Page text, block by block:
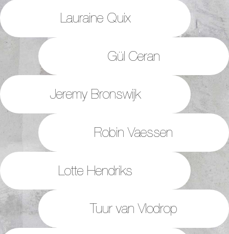
Lauraine Quix
Gül Ceran
Jeremy Bronswijk
Robin Vaessen
Lotte Hendriks
Tuur van Vlodrop